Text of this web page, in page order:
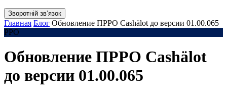
Зворотній звʼязок
Главная Блог Обновление ПРРО Cashӓlot до версии 01.00.065
РРО
Обновление ПРРО Cashӓlot
до версии 01.00.065